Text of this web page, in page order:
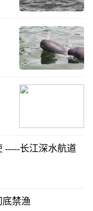
-----长江深水航道
禁渔